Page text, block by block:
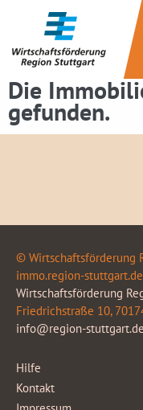
Die
gefunden.
© Wirtschaftsförderung
immo.region-
Wirtschaftsförderung
Friedrichstraße 10,
info@region-stuttgart.de
Hilfe
Kontakt